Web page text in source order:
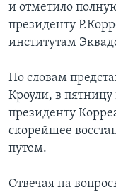
и отметило
президенту
институтам
По словам
Кроули, в пятницу
президенту
скорейшее
путем.
Отвечая на